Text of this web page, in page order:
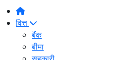
वित्त
बैंक
बीमा